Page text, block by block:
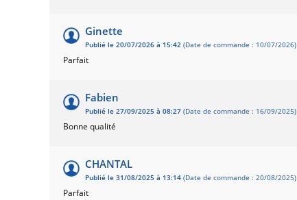
Ginette
Publié le 20/07/2026 à 15:42 (Date de commande : 10/07/2026)
Parfait
Fabien
Publié le 27/09/2025 à 08:27 (Date de commande : 16/09/2025)
Bonne qualité
CHANTAL
Publié le 31/08/2025 à 13:14 (Date de commande : 20/08/2025)
Parfait